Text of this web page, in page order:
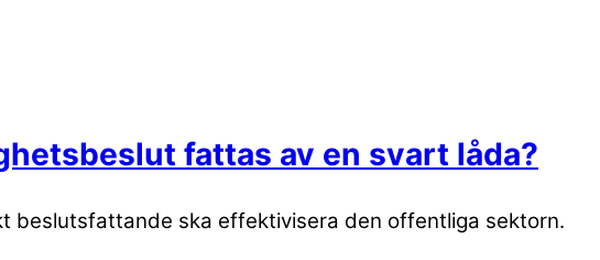
fattas av en svart låda?
beslutsfattande ska effektivisera den offentliga sektorn.